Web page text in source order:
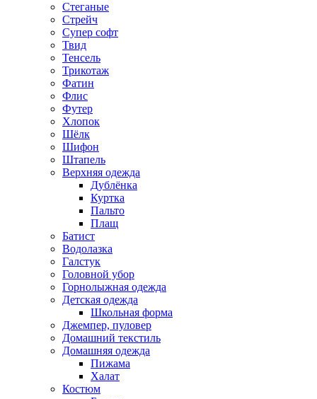
Стеганые
Стрейч
Супер софт
Твид
Тенсель
Трикотаж
Фатин
Флис
Футер
Хлопок
Шёлк
Шифон
Штапель
Верхняя одежда
Дублёнка
Куртка
Пальто
Плащ
Батист
Водолазка
Галстук
Головной убор
Горнолыжная одежда
Детская одежда
Школьная форма
Джемпер, пуловер
Домашний текстиль
Домашняя одежда
Пижама
Халат
Костюм